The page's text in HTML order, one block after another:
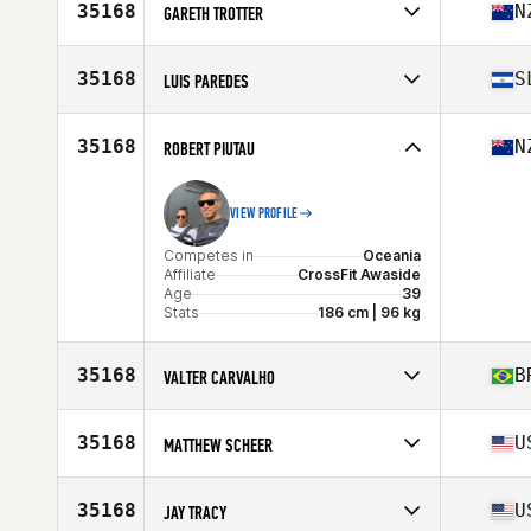
Affiliate
CrossFit Solid Gold
Age
35168 GARETH TROTTER
Affiliate
CrossFit ECF
Age
35168 LUIS PAREDES
Age
39
Stats
35168 ROBERT PIUTAU
VIEW PROFILE
Competes in
Oceania
Affiliate
CrossFit Awaside
Age
39
Stats
186 cm | 96 kg
35168 VALTER CARVALHO
Affiliate
CrossFit Carcará
Age
35168 MATTHEW SCHEER
Affiliate
CrossFit Dig Deep
Age
35168 JAY TRACY